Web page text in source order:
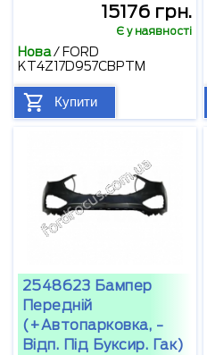
15176 грн.
Є у наявності
Нова/ FORD
KT4Z17D957CBPTM
Купити
2548623 Бампер
Передній
(+автопарковка, -
Відп. Під Буксир. Гак)